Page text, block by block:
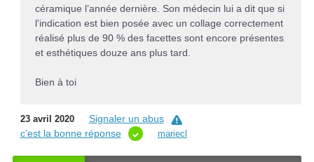
céramique l’année dernière. Son médecin lui a dit que si
l'indication est bien posée avec un collage correctement
réalisé plus de 90 % des facettes sont encore présentes
et esthétiques douze ans plus tard.
Bien à toi
23 avril 2020
Signaler un abus
c’est la bonne réponse
mariecl